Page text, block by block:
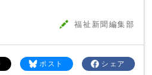
福祉新聞編集部
シェア
ポスト